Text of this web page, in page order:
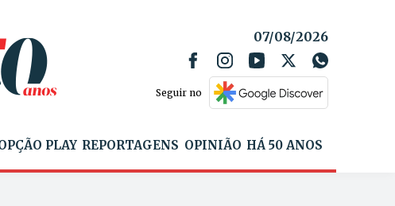
07/08/2026
Seguir no
PLAY REPORTAGENS OPINIÃO HÁ 50 ANOS